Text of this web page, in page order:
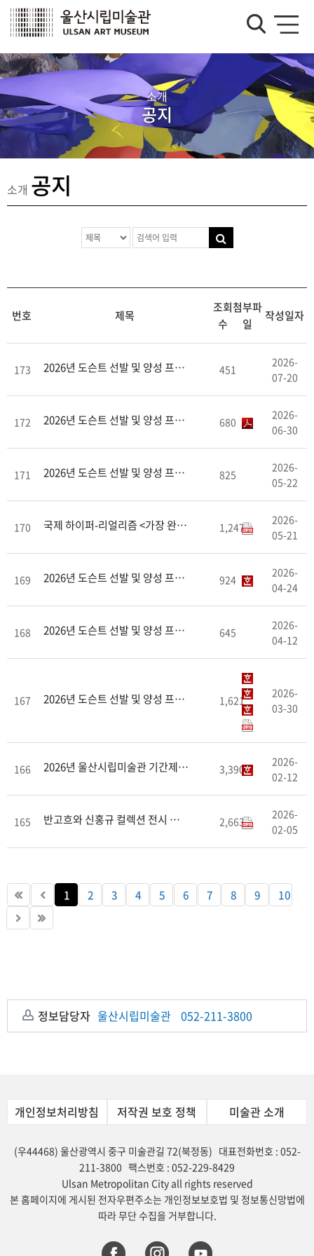
소개
공지
소개 공지
번호 제목
조회
수
첨부파
일
작성일자
173 2026년 도슨트 선발 및 양성 프로그램 최종 선발 안.. 451
2026-
07-20
172 2026년 도슨트 선발 및 양성 프로그램 면접(실무 역.. 680
2026-
06-30
171 2026년 도슨트 선발 및 양성 프로그램 교육(심화, .. 825
2026-
05-22
170 국제 하이퍼-리얼리즘 <가장 완벽한 환영> 조기예매 안.. 1,247
2026-
05-21
169 2026년 도슨트 선발 및 양성 프로그램 과제 제출 안.. 924
2026-
04-24
168 2026년 도슨트 선발 및 양성 프로그램 신청서 접수 .. 645
2026-
04-12
167 2026년 도슨트 선발 및 양성 프로그램 참여자 모집 .. 1,621
2026-
03-30
166 2026년 울산시립미술관 기간제근로자(전시운영보조) 최.. 3,390
2026-
02-12
165 반고흐와 신홍규 컬렉션 전시 연장 안내 (2월 22일까.. 2,663
2026-
02-05
1 2 3 4 5 6 7 8 9 10
정보담당자 울산시립미술관 052-211-3800
개인정보처리방침 저작권 보호 정책 미술관 소개
(우44468) 울산광역시 중구 미술관길 72(북정동) 대표전화번호 : 052-
211-3800 팩스번호 : 052-229-8429
Ulsan Metropolitan City all rights reserved
본 홈페이지에 게시된 전자우편주소는 개인정보보호법 및 정보통신망법에
따라 무단 수집을 거부합니다.